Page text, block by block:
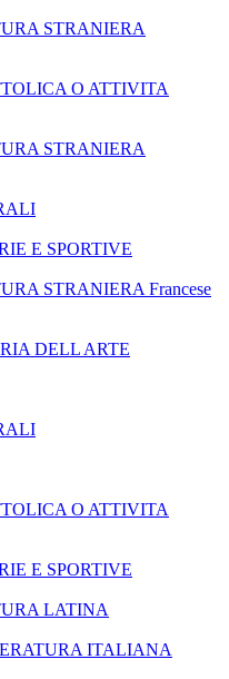
STRANIERA
O ATTIVITA
STRANIERA
E SPORTIVE
STRANIERA Francese
DELL ARTE
O ATTIVITA
E SPORTIVE
LATINA
ITALIANA